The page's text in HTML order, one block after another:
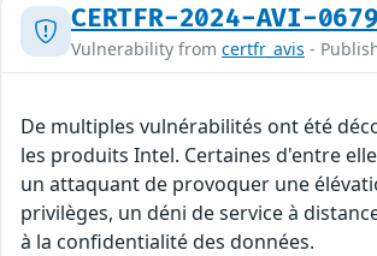
CERTFR-2024-AVI-0679
Vulnerability from certfr_avis -
De multiples vulnérabilités ont été
les produits Intel. Certaines d'entre
un attaquant de provoquer une
privilèges, un déni de service à
à la confidentialité des données.